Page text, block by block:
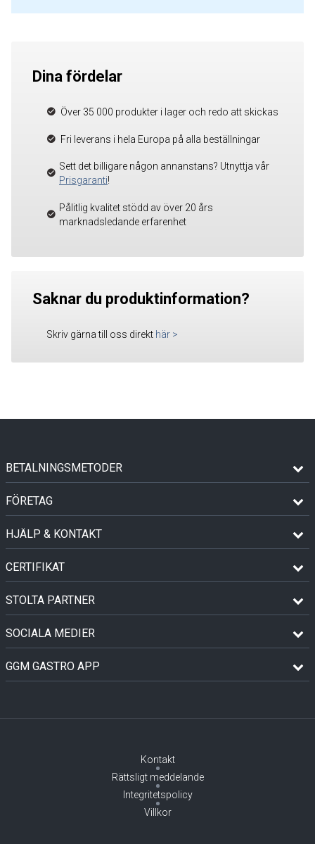
Dina fördelar
Över 35 000 produkter i lager och redo att skickas
Fri leverans i hela Europa på alla beställningar
Sett det billigare någon annanstans? Utnyttja vår
Prisgaranti!
Pålitlig kvalitet stödd av över 20 års
marknadsledande erfarenhet
Saknar du produktinformation?
Skriv gärna till oss direkt här >
BETALNINGSMETODER
FÖRETAG
HJÄLP & KONTAKT
CERTIFIKAT
STOLTA PARTNER
SOCIALA MEDIER
GGM GASTRO APP
Kontakt
Rättsligt meddelande
Integritetspolicy
Villkor